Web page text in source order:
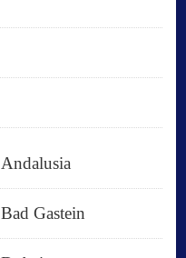
Andalusia
Bad Gastein